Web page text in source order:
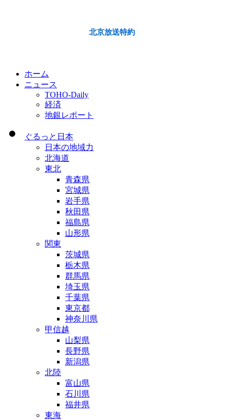
北京放送特約
ホーム
ニュース
TOHO-Daily
経済
地銀レポート
ぐるっと日本
日本の地域力
北海道
東北
青森県
宮城県
岩手県
秋田県
福島県
山形県
関東
茨城県
栃木県
群馬県
埼玉県
千葉県
東京都
神奈川県
甲信越
山梨県
長野県
新潟県
北陸
富山県
石川県
福井県
東海